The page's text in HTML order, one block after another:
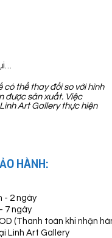
thể thay đổi so với hình
được sản xuất. Việc
Art Gallery thực hiện
HÀNH:
- 2 ngày
7 ngày
(Thanh toán khi nhận
Linh Art Gallery